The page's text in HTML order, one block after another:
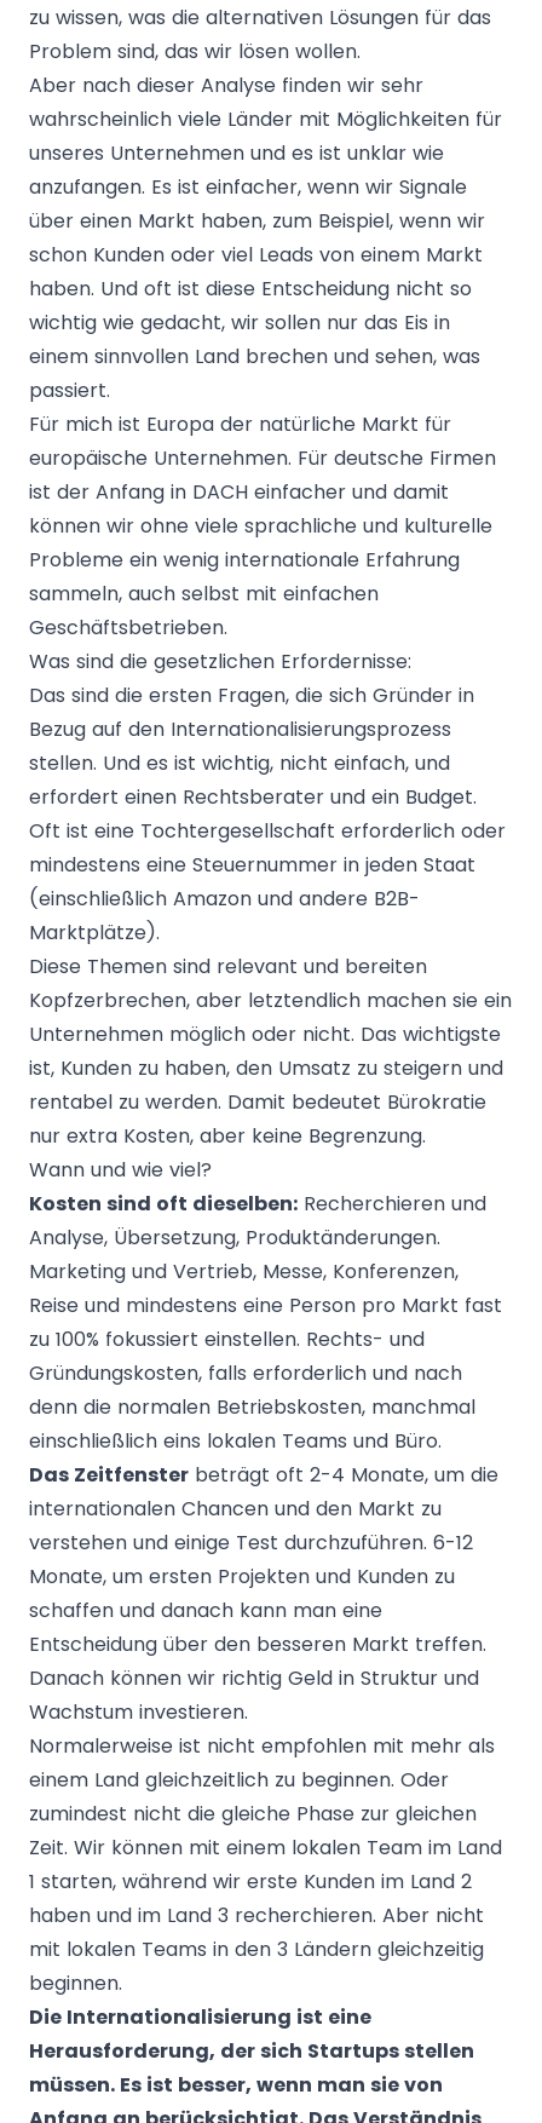
zu wissen, was die alternativen Lösungen für das
Problem sind, das wir lösen wollen.
Aber nach dieser Analyse finden wir sehr
wahrscheinlich viele Länder mit Möglichkeiten für
unseres Unternehmen und es ist unklar wie
anzufangen. Es ist einfacher, wenn wir Signale
über einen Markt haben, zum Beispiel, wenn wir
schon Kunden oder viel Leads von einem Markt
haben. Und oft ist diese Entscheidung nicht so
wichtig wie gedacht, wir sollen nur das Eis in
einem sinnvollen Land brechen und sehen, was
passiert.
Für mich ist Europa der natürliche Markt für
europäische Unternehmen. Für deutsche Firmen
ist der Anfang in DACH einfacher und damit
können wir ohne viele sprachliche und kulturelle
Probleme ein wenig internationale Erfahrung
sammeln, auch selbst mit einfachen
Geschäftsbetrieben.
Was sind die gesetzlichen Erfordernisse:
Das sind die ersten Fragen, die sich Gründer in
Bezug auf den Internationalisierungsprozess
stellen. Und es ist wichtig, nicht einfach, und
erfordert einen Rechtsberater und ein Budget.
Oft ist eine Tochtergesellschaft erforderlich oder
mindestens eine Steuernummer in jeden Staat
(einschließlich Amazon und andere B2B-
Marktplätze).
Diese Themen sind relevant und bereiten
Kopfzerbrechen, aber letztendlich machen sie ein
Unternehmen möglich oder nicht. Das wichtigste
ist, Kunden zu haben, den Umsatz zu steigern und
rentabel zu werden. Damit bedeutet Bürokratie
nur extra Kosten, aber keine Begrenzung.
Wann und wie viel?
Kosten sind oft dieselben: Recherchieren und
Analyse, Übersetzung, Produktänderungen.
Marketing und Vertrieb, Messe, Konferenzen,
Reise und mindestens eine Person pro Markt fast
zu 100% fokussiert einstellen. Rechts- und
Gründungskosten, falls erforderlich und nach
denn die normalen Betriebskosten, manchmal
einschließlich eins lokalen Teams und Büro.
Das Zeitfenster beträgt oft 2-4 Monate, um die
internationalen Chancen und den Markt zu
verstehen und einige Test durchzuführen. 6-12
Monate, um ersten Projekten und Kunden zu
schaffen und danach kann man eine
Entscheidung über den besseren Markt treffen.
Danach können wir richtig Geld in Struktur und
Wachstum investieren.
Normalerweise ist nicht empfohlen mit mehr als
einem Land gleichzeitlich zu beginnen. Oder
zumindest nicht die gleiche Phase zur gleichen
Zeit. Wir können mit einem lokalen Team im Land
1 starten, während wir erste Kunden im Land 2
haben und im Land 3 recherchieren. Aber nicht
mit lokalen Teams in den 3 Ländern gleichzeitig
beginnen.
Die Internationalisierung ist eine
Herausforderung, der sich Startups stellen
müssen. Es ist besser, wenn man sie von